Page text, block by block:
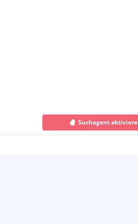
Suchagent